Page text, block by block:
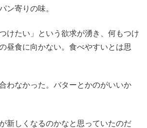
ン寄りの味。
けたい」という欲求が湧き、何もつけ
昼食に向かない。食べやすいとは思
わなかった。バターとかのがいいか
新しくなるのかなと思っていたのだ